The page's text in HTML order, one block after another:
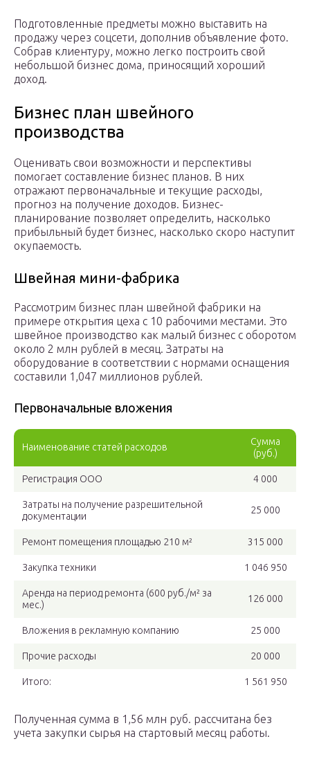
Подготовленные предметы можно выставить на
продажу через соцсети, дополнив объявление фото.
Собрав клиентуру, можно легко построить свой
небольшой бизнес дома, приносящий хороший
доход.
Бизнес план швейного
производства
Оценивать свои возможности и перспективы
помогает составление бизнес планов. В них
отражают первоначальные и текущие расходы,
прогноз на получение доходов. Бизнес-
планирование позволяет определить, насколько
прибыльный будет бизнес, насколько скоро наступит
окупаемость.
Швейная мини-фабрика
Рассмотрим бизнес план швейной фабрики на
примере открытия цеха с 10 рабочими местами. Это
швейное производство как малый бизнес с оборотом
около 2 млн рублей в месяц. Затраты на
оборудование в соответствии с нормами оснащения
составили 1,047 миллионов рублей.
Первоначальные вложения
Наименование статей расходов
Сумма
(руб.)
Регистрация ООО 4 000
Затраты на получение разрешительной
документации
25 000
Ремонт помещения площадью 210 м² 315 000
Закупка техники 1 046 950
Аренда на период ремонта (600 руб./м² за
мес.)
126 000
Вложения в рекламную компанию 25 000
Прочие расходы 20 000
Итого: 1 561 950
Полученная сумма в 1,56 млн руб. рассчитана без
учета закупки сырья на стартовый месяц работы.